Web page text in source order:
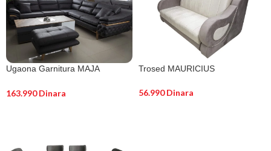
Ugaona Garnitura MAJA
163.990Dinara
Trosed MAURICIUS
56.990Dinara